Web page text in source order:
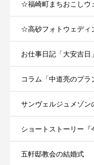
☆福崎町まちおこしウ
☆高砂フォトウェディ
お仕事日記「大安吉日
コラム「中道亮のプ
サンヴェルジュメゾン
ショートストーリー『
五軒邸教会の結婚式